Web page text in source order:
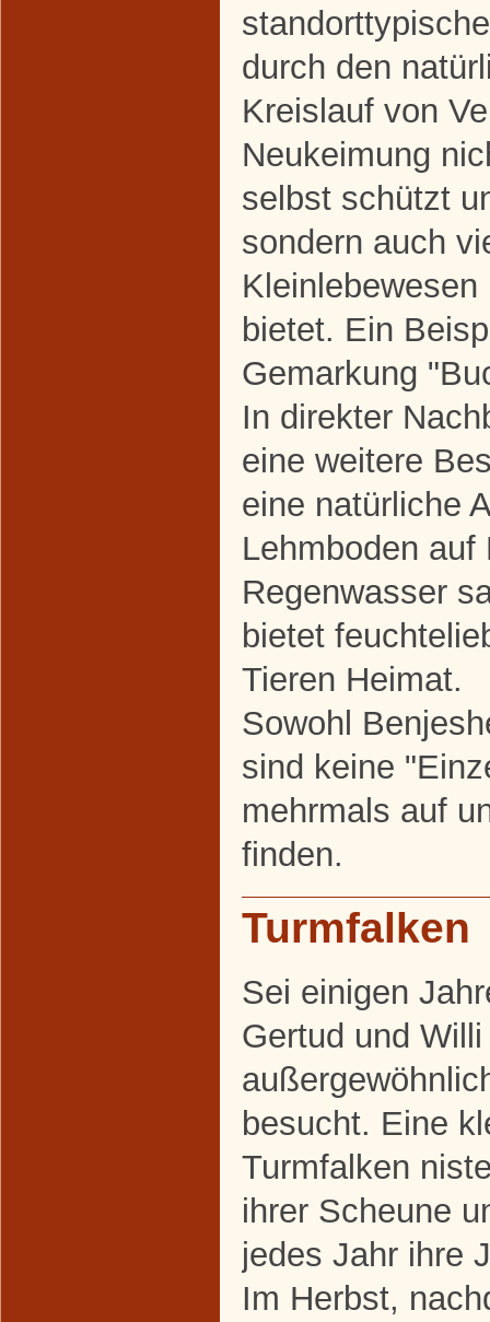
durch den
Kreislauf von
Neukeimung
selbst schützt
sondern auch
bietet. Ein
Gemarkung
In direkter
eine weitere
eine natürliche
Lehmboden auf
Regenwasser
bietet
Tieren Heimat.
Sowohl
sind keine
mehrmals auf
finden.
Turmfalken
Sei einigen
Gertud und
besucht. Eine
Turmfalken
ihrer Scheune
jedes Jahr ihre
Im Herbst,